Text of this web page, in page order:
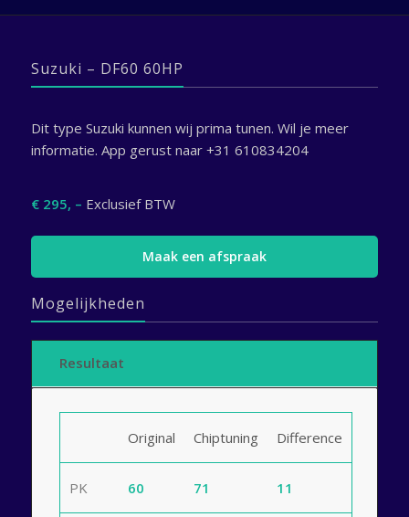
Suzuki – DF60 60HP
Dit type Suzuki kunnen wij prima tunen. Wil je meer
informatie. App gerust naar +31 610834204
€ 295, – Exclusief BTW
Maak een afspraak
Mogelijkheden
Resultaat
Original Chiptuning Difference
PK 60 71 11